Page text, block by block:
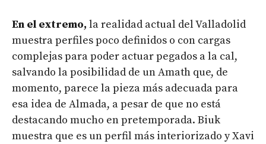
En el extremo, la realidad actual del Valladolid
muestra perfiles poco definidos o con cargas
complejas para poder actuar pegados a la cal,
salvando la posibilidad de un Amath que, de
momento, parece la pieza más adecuada para
esa idea de Almada, a pesar de que no está
destacando mucho en pretemporada. Biuk
muestra que es un perfil más interiorizado y Xavi